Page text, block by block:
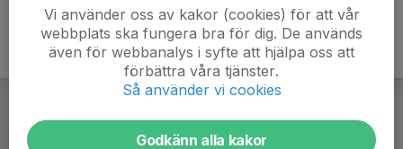
Vi använder oss av kakor (cookies) för att vår
webbplats ska fungera bra för dig. De används
även för webbanalys i syfte att hjälpa oss att
förbättra våra tjänster.
Så använder vi cookies
Godkänn alla kakor